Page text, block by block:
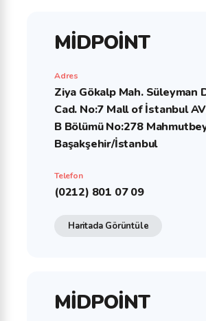
MİDPOİNT
Adres
Ziya Gökalp Mah. Süleyman
Cad. No:7 Mall of İstanbul
B Bölümü No:278
Başakşehir/İstanbul
Telefon
(0212) 801 07 09
Haritada Görüntüle
MİDPOİNT